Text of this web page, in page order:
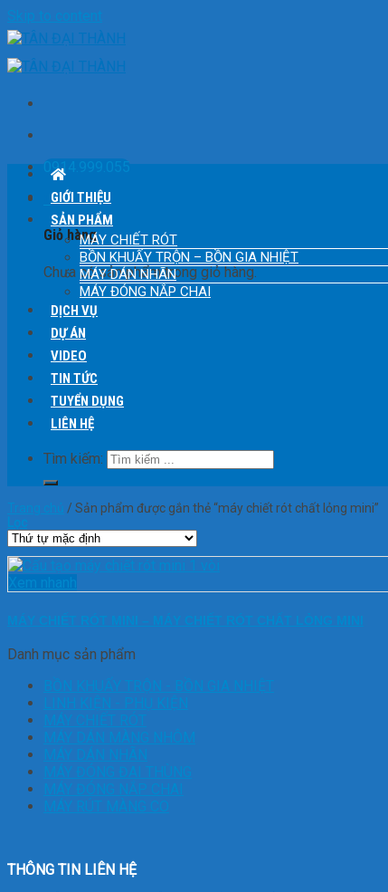
Skip to content
0914.999.055
Giỏ hàng
Chưa có sản phẩm trong giỏ hàng.
GIỚI THIỆU
SẢN PHẨM
MÁY CHIẾT RÓT
BỒN KHUẤY TRỘN – BỒN GIA NHIỆT
MÁY DÁN NHÃN
MÁY ĐÓNG NẮP CHAI
DỊCH VỤ
DỰ ÁN
VIDEO
TIN TỨC
TUYỂN DỤNG
LIÊN HỆ
Tìm kiếm:
Trang chủ / Sản phẩm được gắn thẻ “máy chiết rót chất lỏng mini”
Lọc
MÁY CHIẾT RÓT MINI – MÁY CHIẾT RÓT CHẤT LỎNG MINI
Danh mục sản phẩm
BỒN KHUẤY TRỘN - BỒN GIA NHIỆT
LINH KIỆN - PHỤ KIỆN
MÁY CHIẾT RÓT
MÁY DÁN MÀNG NHÔM
MÁY DÁN NHÃN
MÁY ĐÓNG ĐAI THÙNG
MÁY ĐÓNG NẮP CHAI
MÁY RÚT MÀNG CO
THÔNG TIN LIÊN HỆ